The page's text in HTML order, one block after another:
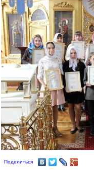
Поделиться